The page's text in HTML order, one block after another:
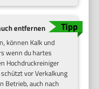
entfernen
können Kalk und
wenn du hartes
Hochdruckreiniger
vor Verkalkung
Betrieb, auch nach